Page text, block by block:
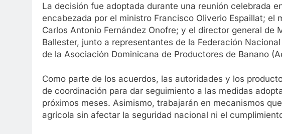
La decisión fue adoptada durante una reunión celebrada
encabezada por el ministro Francisco Oliverio Espaillat; el
Carlos Antonio Fernández Onofre; y el director general de
Ballester, junto a representantes de la Federación
de la Asociación Dominicana de Productores de Banano
Como parte de los acuerdos, las autoridades y los
de coordinación para dar seguimiento a las medidas
próximos meses. Asimismo, trabajarán en mecanismos
agrícola sin afectar la seguridad nacional ni el